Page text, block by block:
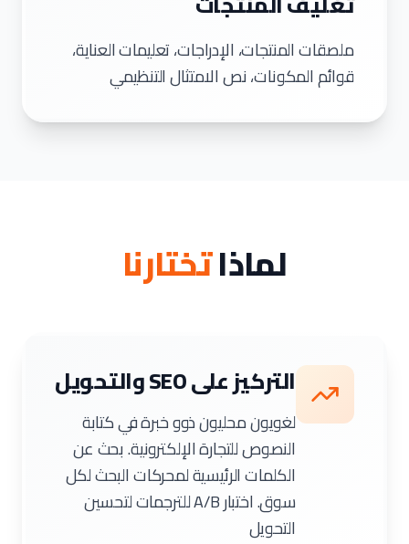
ملصقات المنتجات، الإدراجات، تعليمات العناية،
قوائم المكونات، نص الامتثال التنظيمي
لماذاتختارنا
التركيز على SEO والتحويل
لغويون محليون ذوو خبرة في كتابة
النصوص للتجارة الإلكترونية. بحث عن
الكلمات الرئيسية لمحركات البحث لكل
سوق. اختبار A/B للترجمات لتحسين
التحويل